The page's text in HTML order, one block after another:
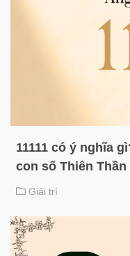
11111 có ý nghĩa
con số Thiên Thần
Giải trí